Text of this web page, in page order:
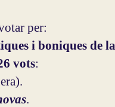
per:
i boniques de
vots:
.